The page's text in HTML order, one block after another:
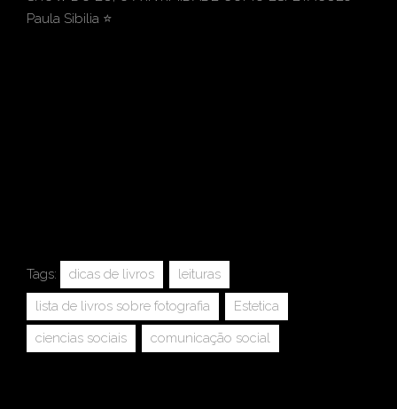
Paula Sibilia ⭐
Tags: dicas de livros
leituras
lista de livros sobre fotografia
Estetica
ciencias sociais
comunicação social